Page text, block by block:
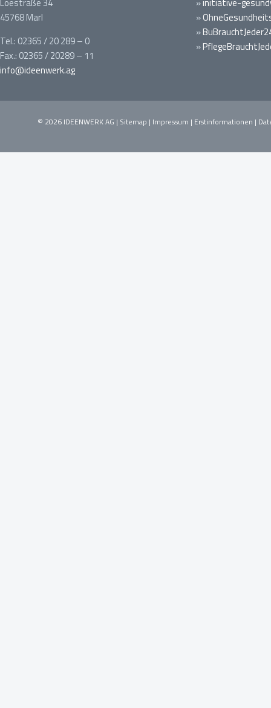
45768 Marl
Tel.: 02365 / 20 289 – 0
Fax.: 02365 / 20289 – 11
info@ideenwerk.ag
»
»
»
© 2026 IDEENWERK AG | Sitemap | Impressum | Erstinformationen |